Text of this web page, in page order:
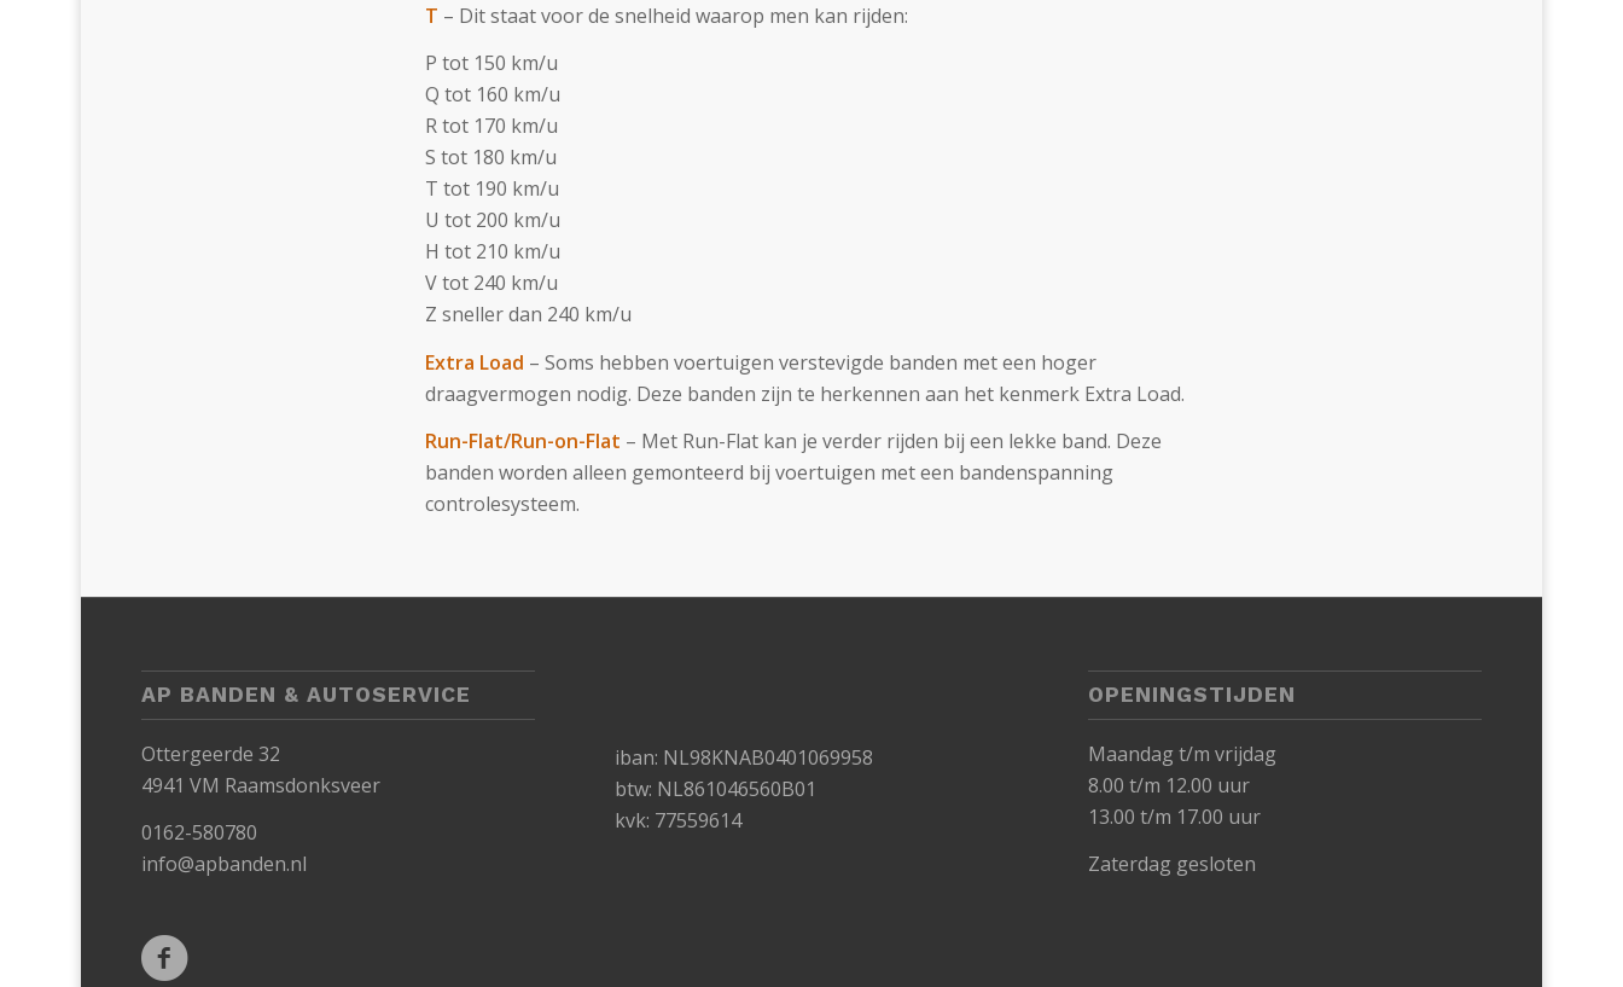
T – Dit staat voor de snelheid waarop men kan rijden:
P tot 150 km/u
Q tot 160 km/u
R tot 170 km/u
S tot 180 km/u
T tot 190 km/u
U tot 200 km/u
H tot 210 km/u
V tot 240 km/u
Z sneller dan 240 km/u
Extra Load – Soms hebben voertuigen verstevigde banden met een hoger
draagvermogen nodig. Deze banden zijn te herkennen aan het kenmerk Extra Load.
Run-Flat/Run-on-Flat – Met Run-Flat kan je verder rijden bij een lekke band. Deze
banden worden alleen gemonteerd bij voertuigen met een bandenspanning
controlesysteem.
AP BANDEN & AUTOSERVICE
Ottergeerde 32
4941 VM Raamsdonksveer
0162-580780
info@apbanden.nl
iban: NL98KNAB0401069958
btw: NL861046560B01
kvk: 77559614
OPENINGSTIJDEN
Maandag t/m vrijdag
8.00 t/m 12.00 uur
13.00 t/m 17.00 uur
Zaterdag gesloten